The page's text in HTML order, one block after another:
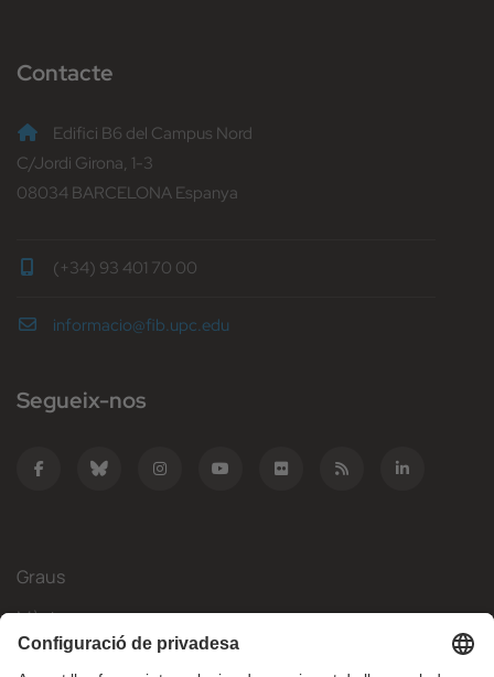
Contacte
Edifici B6 del Campus Nord
C/Jordi Girona, 1-3
08034 BARCELONA Espanya
(+34) 93 401 70 00
informacio@fib.upc.edu
Segueix-nos
Graus
Màsters
Mobilitat Internacional